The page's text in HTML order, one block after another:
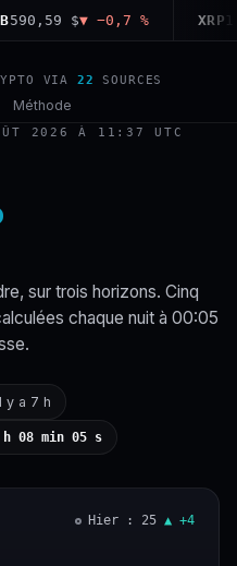
$▼ −0,7 % XRP
VIA 22 SOURCES
Méthode
2026 À 11:37 UTC
sur trois horizons. Cinq
chaque nuit à 00:05
y a 7 h
08 min 04 s
Hier : 25 ▲ +4